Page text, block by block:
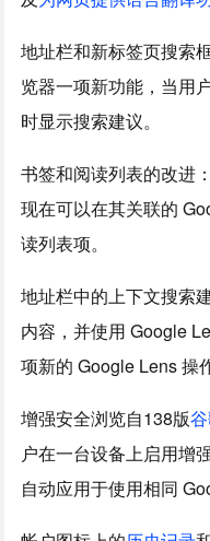
地址栏和新标签页搜索
览器一项新功能，当用
时显示搜索建议。
书签和阅读列表的改进
现在可以在其关联的
读列表项。
地址栏中的上下文搜索
内容，并使用 Google
项新的 Google Lens 操
增强安全浏览自138版
户在一台设备上启用增
自动应用于使用相同